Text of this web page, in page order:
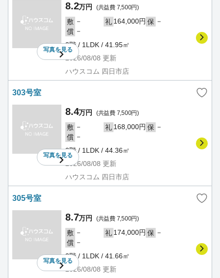
写真を見る
8.2万円 (共益費 7,500円)
敷 － 礼 164,000円 保 －
償 －
3階 / 1LDK / 41.95㎡
2026/08/08 更新
ハウスコム 四日市店
303号室
写真を見る
8.4万円 (共益費 7,500円)
敷 － 礼 168,000円 保 －
償 －
3階 / 1LDK / 44.36㎡
2026/08/08 更新
ハウスコム 四日市店
305号室
写真を見る
8.7万円 (共益費 7,500円)
敷 － 礼 174,000円 保 －
償 －
3階 / 1LDK / 41.66㎡
2026/08/08 更新